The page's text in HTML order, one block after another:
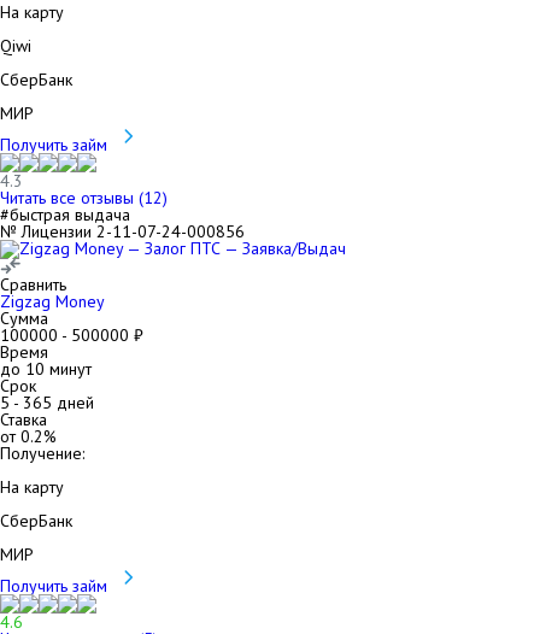
На карту
Qiwi
СберБанк
МИР
Получить займ
4.3
Читать все отзывы (12)
#быстрая выдача
№ Лицензии 2-11-07-24-000856
Сравнить
Zigzag Money
Сумма
100000 - 500000 ₽
Время
до 10 минут
Срок
5- 365 дней
Ставка
от0.2%
Получение:
На карту
СберБанк
МИР
Получить займ
4.6